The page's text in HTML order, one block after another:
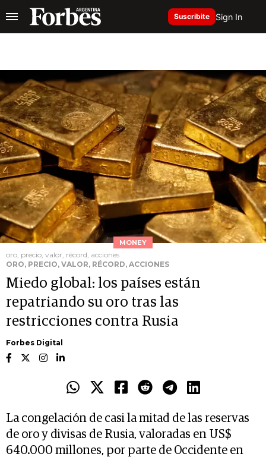
Suscribite Sign In
MONEY
oro, precio, valor, récord, acciones
ORO, PRECIO, VALOR, RÉCORD, ACCIONES
Miedo global: los países están
repatriando su oro tras las
restricciones contra Rusia
Forbes Digital
La congelación de casi la mitad de las reservas
de oro y divisas de Rusia, valoradas en US$
640.000 millones, por parte de Occidente en